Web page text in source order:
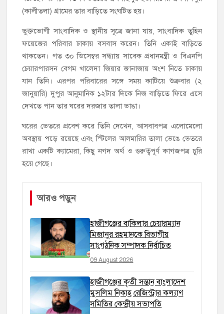
(কালীতলা) গ্রামের তার বাড়িতে সংঘটিত হয়।
ভুক্তভোগী সাংবাদিক ও স্থানীয় সূত্রে জানা যায়, সাংবাদিক তুহিন
ফয়েজের পরিবার ঢাকায় বসবাস করেন। তিনি একাই বাড়িতে
থাকতেন। গত ৩০ ডিসেম্বর সন্ধ্যায় সাবেক প্রধানমন্ত্রী ও বিএনপি
চেয়ারপারসন বেগম খালেদা জিয়ার জানাজায় অংশ নিতে ঢাকায়
যান তিনি। এরপর পরিবারের সঙ্গে সময় কাটিয়ে শুক্রবার (২
জানুয়ারি) দুপুর আনুমানিক ১২টার দিকে নিজ বাড়িতে ফিরে এসে
দেখতে পান তার ঘরের দরজার তালা ভাঙা।
ঘরের ভেতরে প্রবেশ করে তিনি দেখেন, আসবাবপত্র এলোমেলো
অবস্থায় পড়ে রয়েছে এবং স্টিলের আলমারির তালা ভেঙে ভেতরে
রাখা একটি ক্যামেরা, কিছু নগদ অর্থ ও গুরুত্বপূর্ণ কাগজপত্র চুরি
হয়ে গেছে।
আরও পড়ুন
হাজীগঞ্জের বাকিলার চেয়ারম্যান
মিজানুর রহমানকে বিভাগীয়
সাংগঠনিক সম্পাদক নির্বাচিত
09 August 2026
হাজীগঞ্জের কৃতী সন্তান বাংলাদেশ
মুসলিম নিকাহ রেজিস্ট্রার কল্যাণ
সমিতির কেন্দ্রীয় সভাপতি